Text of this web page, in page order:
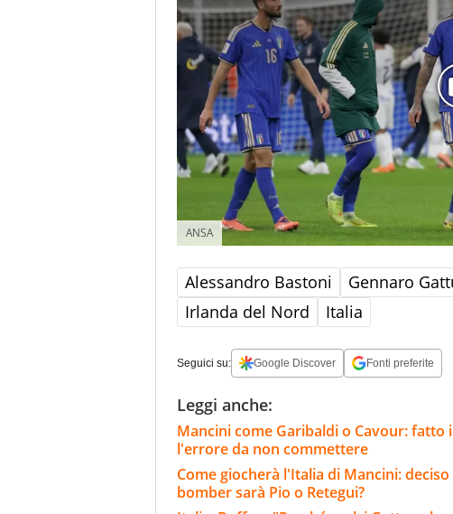
ANSA
Alessandro Bastoni Gennaro
Irlanda del Nord
Italia
Seguici su: Google Discover Fonti preferite
Leggi anche:
Mancini come Garibaldi o Cavour:
l'errore da non commettere
Come giocherà l'Italia di Mancini:
bomber sarà Pio o Retegui?